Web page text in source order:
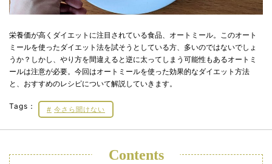
栄養価が高くダイエットに注目されている食品、オートミール。このオート
ミールを使ったダイエット法を試そうとしている方、多いのではないでしょ
うか？しかし、やり方を間違えると逆に太ってしまう可能性もあるオートミ
ールは注意が必要。今回はオートミールを使った効果的なダイエット方法
と、おすすめのレシピについて解説していきます。
Tags： 今さら聞けない
Contents